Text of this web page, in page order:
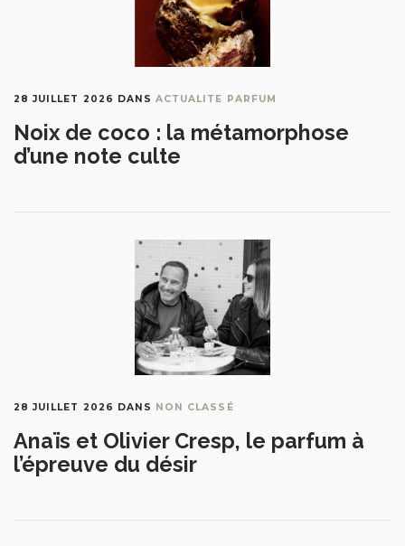
28 JUILLET 2026 DANSACTUALITE PARFUM
Noix de coco : la métamorphose
d’une note culte
28 JUILLET 2026 DANS NON CLASSÉ
Anaïs et Olivier Cresp, le parfum à
l’épreuve du désir